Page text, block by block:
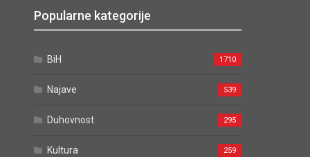
Popularne kategorije
BiH 1710
Najave 539
Duhovnost 295
Kultura 259